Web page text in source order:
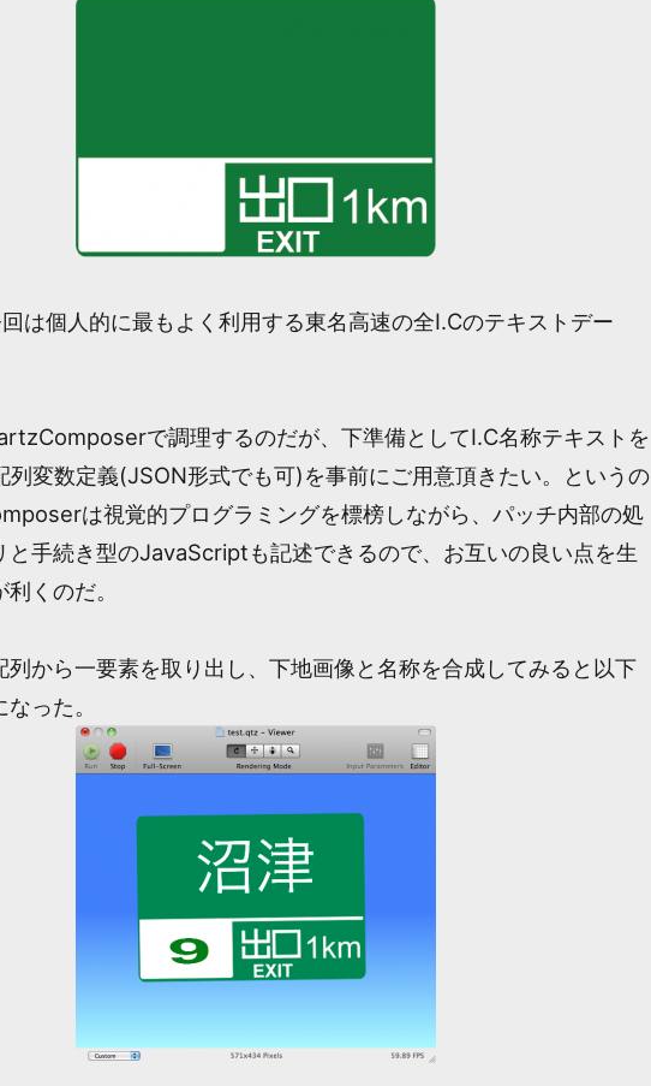
は個人的に最もよく利用する東名高速の全I.Cのテキストデー
で調理するのだが、下準備としてI.C名称テキストを
変数定義(JSON形式でも可)を事前にご用意頂きたい。というの
は視覚的プログラミングを標榜しながら、パッチ内部の処
と手続き型のJavaScriptも記述できるので、お互いの良い点を生
くのだ。
列から一要素を取り出し、下地画像と名称を合成してみると以下
った。